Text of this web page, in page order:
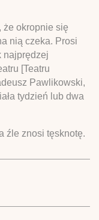
że okropnie się
nią czeka. Prosi
najprędzej
[Teatru
Pawlikowski,
tydzień lub dwa
źle znosi tęsknotę.